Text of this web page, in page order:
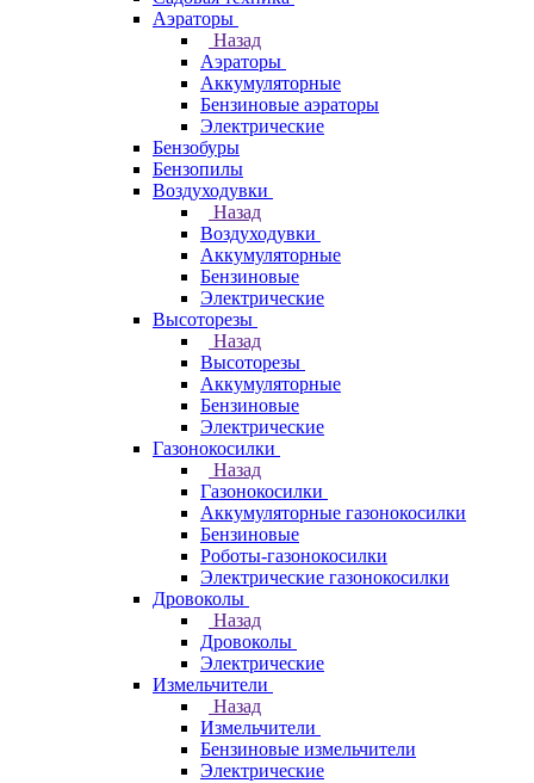
Аэраторы
Назад
Аэраторы
Аккумуляторные
Бензиновые аэраторы
Электрические
Бензобуры
Бензопилы
Воздуходувки
Назад
Воздуходувки
Аккумуляторные
Бензиновые
Электрические
Высоторезы
Назад
Высоторезы
Аккумуляторные
Бензиновые
Электрические
Газонокосилки
Назад
Газонокосилки
Аккумуляторные газонокосилки
Бензиновые
Роботы-газонокосилки
Электрические газонокосилки
Дровоколы
Назад
Дровоколы
Электрические
Измельчители
Назад
Измельчители
Бензиновые измельчители
Электрические